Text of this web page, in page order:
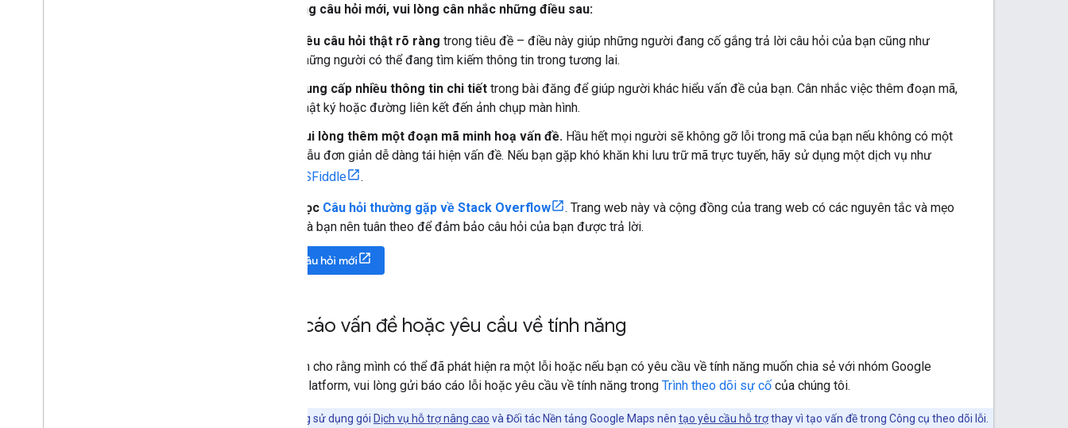
Khi đăng câu hỏi mới, vui lòng cân nhắc những điều sau:
Nêu câu hỏi thật rõ ràng trong tiêu đề – điều này giúp những người đang cố gắng trả lời câu hỏi của bạn cũng như
những người có thể đang tìm kiếm thông tin trong tương lai.
Cung cấp nhiều thông tin chi tiết trong bài đăng để giúp người khác hiểu vấn đề của bạn. Cân nhắc việc thêm đoạn mã,
nhật ký hoặc đường liên kết đến ảnh chụp màn hình.
Vui lòng thêm một đoạn mã minh hoạ vấn đề. Hầu hết mọi người sẽ không gỡ lỗi trong mã của bạn nếu không có một
mẫu đơn giản dễ dàng tái hiện vấn đề. Nếu bạn gặp khó khăn khi lưu trữ mã trực tuyến, hãy sử dụng một dịch vụ như
JSFiddle
.
Đọc Câu hỏi thường gặp về Stack Overflow
. Trang web này và cộng đồng của trang web có các nguyên tắc và mẹo
mà bạn nên tuân theo để đảm bảo câu hỏi của bạn được trả lời.
Đặt câu hỏi mới
Báo cáo vấn đề hoặc yêu cầu về tính năng
Nếu bạn cho rằng mình có thể đã phát hiện ra một lỗi hoặc nếu bạn có yêu cầu về tính năng muốn chia sẻ với nhóm Google
Maps Platform, vui lòng gửi báo cáo lỗi hoặc yêu cầu về tính năng trong Trình theo dõi sự cố của chúng tôi.
Khách hàng sử dụng gói Dịch vụ hỗ trợ nâng cao và Đối tác Nền tảng Google Maps nên tạo yêu cầu hỗ trợthay vì tạo vấn đề trong Công cụ theo dõi lỗi.